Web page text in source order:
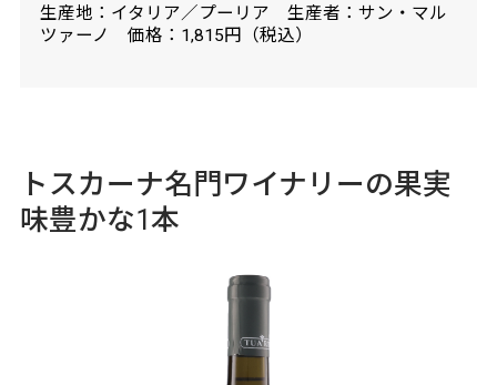
生産地：イタリア／プーリア 生産者：サン・マル
ツァーノ 価格：1,815円（税込）
トスカーナ名門ワイナリーの果実
味豊かな1本